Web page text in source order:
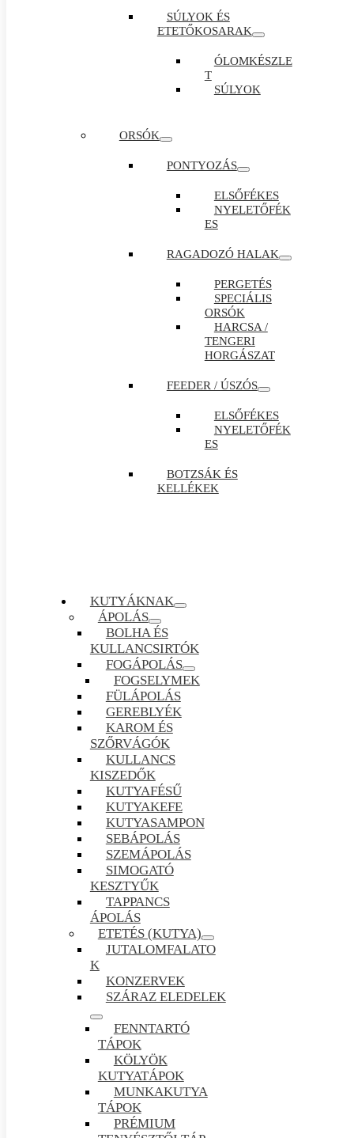
SÚLYOK ÉS
ETETŐKOSARAK
ÓLOMKÉSZLE
T
SÚLYOK
ORSÓK
PONTYOZÁS
ELSŐFÉKES
NYELETŐFÉK
ES
RAGADOZÓ HALAK
PERGETÉS
SPECIÁLIS
ORSÓK
HARCSA /
TENGERI
HORGÁSZAT
FEEDER / ÚSZÓS
ELSŐFÉKES
NYELETŐFÉK
ES
BOTZSÁK ÉS
KELLÉKEK
KUTYÁKNAK
ÁPOLÁS
BOLHA ÉS
KULLANCSIRTÓK
FOGÁPOLÁS
FOGSELYMEK
FÜLÁPOLÁS
GEREBLYÉK
KAROM ÉS
SZŐRVÁGÓK
KULLANCS
KISZEDŐK
KUTYAFÉSŰ
KUTYAKEFE
KUTYASAMPON
SEBÁPOLÁS
SZEMÁPOLÁS
SIMOGATÓ
KESZTYŰK
TAPPANCS
ÁPOLÁS
ETETÉS (KUTYA)
JUTALOMFALATO
K
KONZERVEK
SZÁRAZ ELEDELEK
FENNTARTÓ
TÁPOK
KÖLYÖK
KUTYATÁPOK
MUNKAKUTYA
TÁPOK
PRÉMIUM